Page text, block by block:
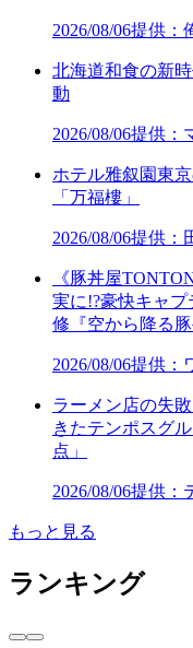
2026/08/06提供：
北海道和食の新
動
2026/08/06提供：
ホテル雅叙園東
「万福樓」
2026/08/06提供：
《豚丼屋
実に!?豪快キャ
修『空から降る豚
2026/08/06提供：
ラーメン店の失
きたテンポスグ
点」
2026/08/06提供：
もっと見る
ランキング